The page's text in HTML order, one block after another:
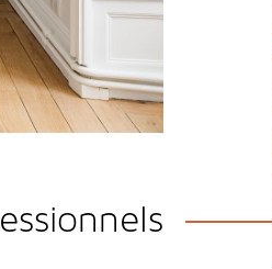
d'
EN SAVOIR PLUS